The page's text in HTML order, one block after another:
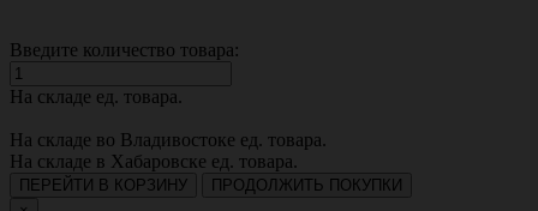
Введите количество товара:
На складе ед. товара.
На складе во Владивостоке ед. товара.
На складе в Хабаровске ед. товара.
ПЕРЕЙТИ В КОРЗИНУ
ПРОДОЛЖИТЬ ПОКУПКИ